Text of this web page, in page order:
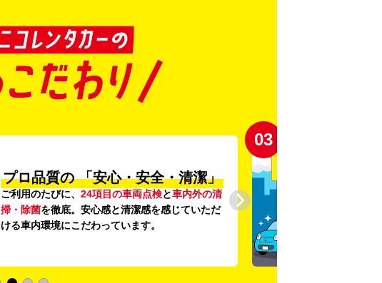
プロ品質の 「安心・安全・清潔」
ご利用のたびに、 24項目の車両点検と車内外の清
掃・除菌を徹底。安心感と清潔感を感じていただ
ける車内環境にこだわっています。
03